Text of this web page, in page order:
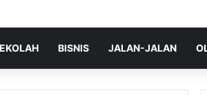
BISNIS JALAN-JALAN